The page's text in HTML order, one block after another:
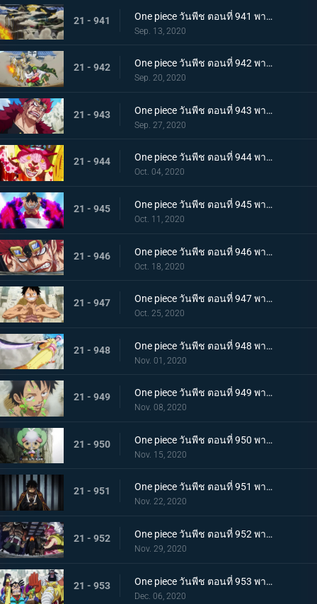
21 - 941 One piece วันพีช ตอนที่ 941 พากย์ไทย น้ำตาโทโกะ ลูกปืนที่ไร้ความรู้สึกของโอโรจิ!
Sep. 13, 2020
21 - 942 One piece วันพีช ตอนที่ 942 พากย์ไทย ใส่ให้ยับ! ความวุ่นวาย! การต่อสู้ที่ลานประหาร
Sep. 20, 2020
21 - 943 One piece วันพีช ตอนที่ 943 พากย์ไทย การตัดสินใจของลูฟี่ ทลายการแข่งซูโม่นรก!
Sep. 27, 2020
21 - 944 One piece วันพีช ตอนที่ 944 พากย์ไทย การมาของพายุ! บิ๊กมัมอาละวาด!
Oct. 04, 2020
21 - 945 One piece วันพีช ตอนที่ 945 พากย์ไทย ความแค้นถั่วแดงต้ม ลูฟี่เข้าตาจน
Oct. 11, 2020
21 - 946 One piece วันพีช ตอนที่ 946 พากย์ไทย หยุดยั้งสี่จักรพรรดิ! แผนการลับของควีน
Oct. 18, 2020
21 - 947 One piece วันพีช ตอนที่ 947 พากย์ไทย อาวุธทรงอานุภาพ! กระสุนโรคระบาดที่เล็งไปที่ลูฟี่
Oct. 25, 2020
21 - 948 One piece วันพีช ตอนที่ 948 พากย์ไทย เปิดฉากโต้กลับ! ลูฟี่และเหล่าซามูไรฝักดาบแดง!
Nov. 01, 2020
21 - 949 One piece วันพีช ตอนที่ 949 พากย์ไทย มาเพื่อชนะ! เสียงร้องที่สิ้นหวังของลูฟี่
Nov. 08, 2020
21 - 950 One piece วันพีช ตอนที่ 950 พากย์ไทย ความฝันของเหล่าทหาร! ลูฟี่ยึดครองอุด้ง!
Nov. 15, 2020
21 - 951 One piece วันพีช ตอนที่ 951 พากย์ไทย การไล่ล่าของโอโรจิ! หน่วยรบนินจา vs โซโล
Nov. 22, 2020
21 - 952 One piece วันพีช ตอนที่ 952 พากย์ไทย การเผชิญหน้าอย่างไม่คาดคิด! ของสี่จักรพรรดิทั้งสองคน
Nov. 29, 2020
21 - 953 One piece วันพีช ตอนที่ 953 พากย์ไทย คำสารภาพของฮิโยริ! พานพบอีกครั้งที่สะพานโออิฮิงิ
Dec. 06, 2020